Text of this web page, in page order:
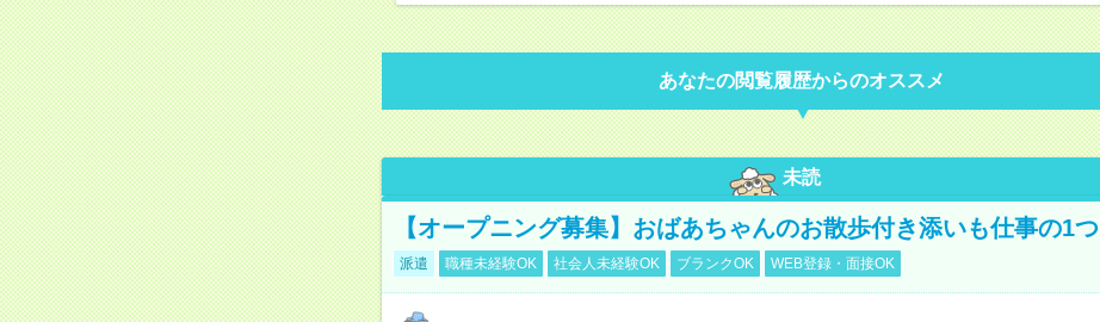
あなたの閲覧履歴からのオススメ
未読
【オープニング募集】おばあちゃんのお散歩付き添いも仕事の1つ
派遣 職種未経験OK 社会人未経験OK ブランクOK WEB登録・面接OK